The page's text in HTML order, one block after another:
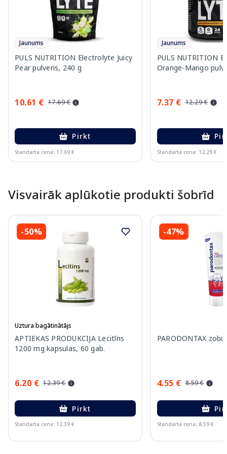
Jaunums
PULS NUTRITION Electrolyte Juicy
Pear pulveris, 240 g
10.61 € 17.69 €
Pirkt
Standarta cena: 17.69 €
Jaunums
PULS NUTRITION
Orange-Mango
7.37 € 12.29 €
Standarta cena: 12.29 €
Visvairāk aplūkotie produkti šobrīd
-50%
Uztura bagātinātājs
APTIEKAS PRODUKCIJA Lecitīns
1200 mg kapsulas, 60 gab.
6.20 € 12.39 €
Pirkt
Standarta cena: 12.39 €
-47%
PARODONTAX
4.55 € 8.59 €
Standarta cena: 8.59 €